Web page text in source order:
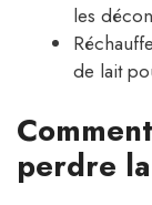
les
de lait
perdre